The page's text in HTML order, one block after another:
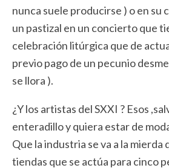
nunca suele producirse ) o en su
un pastizal en un concierto que
celebración litúrgica que de
previo pago de un pecunio
se llora ).
¿Y los artistas del SXXI ? Esos
enteradillo y quiera estar de
Que la industria se va a la mierda
tiendas que se actúa para cinco